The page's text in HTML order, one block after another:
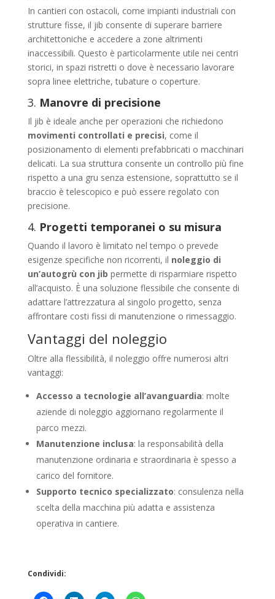
In cantieri con ostacoli, come impianti industriali con
strutture fisse, il jib consente di superare barriere
architettoniche e accedere a zone altrimenti
inaccessibili. Questo è particolarmente utile nei centri
storici, in spazi ristretti o dove è necessario lavorare
sopra linee elettriche, tubature o coperture.
3. Manovre di precisione
Il jib è ideale anche per operazioni che richiedono
movimenti controllati e precisi, come il
posizionamento di elementi prefabbricati o macchinari
delicati. La sua struttura consente un controllo più fine
rispetto a una gru senza estensione, soprattutto se il
braccio è telescopico e può essere regolato con
precisione.
4. Progetti temporanei o su misura
Quando il lavoro è limitato nel tempo o prevede
esigenze specifiche non ricorrenti, il noleggio di
un’autogrù con jib permette di risparmiare rispetto
all’acquisto. È una soluzione flessibile che consente di
adattare l’attrezzatura al singolo progetto, senza
affrontare costi fissi di manutenzione o rimessaggio.
Vantaggi del noleggio
Oltre alla flessibilità, il noleggio offre numerosi altri
vantaggi:
Accesso a tecnologie all’avanguardia: molte
aziende di noleggio aggiornano regolarmente il
parco mezzi.
Manutenzione inclusa: la responsabilità della
manutenzione ordinaria e straordinaria è spesso a
carico del fornitore.
Supporto tecnico specializzato: consulenza nella
scelta della macchina più adatta e assistenza
operativa in cantiere.
Condividi: